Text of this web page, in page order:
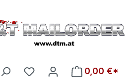
Du hast 0 Produkte auf
0,00 €*